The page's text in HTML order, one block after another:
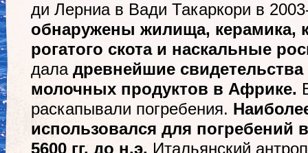
ди Лерниа в Вади Такаркори в
обнаружены жилища, керамика,
рогатого скота и наскальные
дала древнейшие
молочных продуктов в Африке.
раскапывали погребения.
использовался для погребений
5600 гг. до н.э. Итальянский